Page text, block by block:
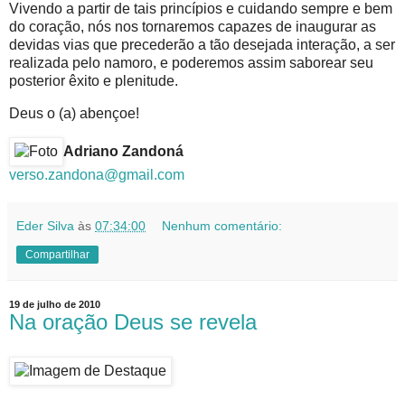
Vivendo a partir de tais princípios e cuidando sempre e bem
do coração, nós nos tornaremos capazes de inaugurar as
devidas vias que precederão a tão desejada interação, a ser
realizada pelo namoro, e poderemos assim saborear seu
posterior êxito e plenitude.
Deus o (a) abençoe!
Adriano Zandoná
verso.zandona@gmail.com
Eder Silva às 07:34:00 Nenhum comentário:
Compartilhar
19 de julho de 2010
Na oração Deus se revela